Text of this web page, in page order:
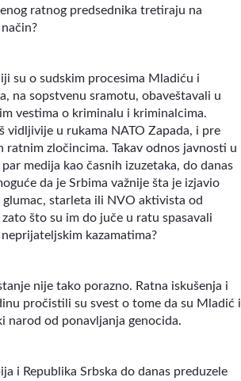
ratnog predsednika tretiraju na
su o sudskim procesima Mladiću i
na sopstvenu sramotu, obaveštavali u
vestima o kriminalu i kriminalcima.
vidljivije u rukama NATO Zapada, i pre
ratnim zločincima. Takav odnos javnosti u
medija kao časnih izuzetaka, do danas
da je Srbima važnije šta je izjavio
starleta ili NVO aktivista od
što su im do juče u ratu spasavali
kazamatima?
nije tako porazno. Ratna iskušenja i
pročistili su svest o tome da su Mladić i
narod od ponavljanja genocida.
i Republika Srbska do danas preduzele